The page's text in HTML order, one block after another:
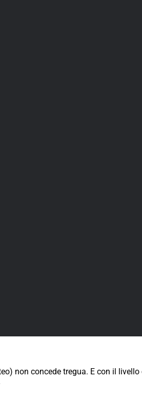
non concede tregua. E con il